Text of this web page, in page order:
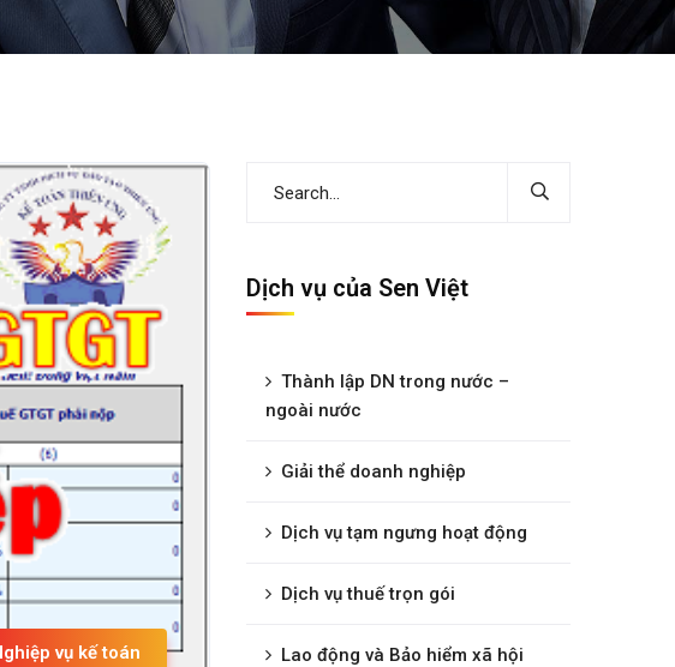
vụ kế toán
Dịch vụ của Sen Việt
Thành lập DN trong nước –
ngoài nước
Giải thể doanh nghiệp
Dịch vụ tạm ngưng hoạt động
Dịch vụ thuế trọn gói
Lao động và Bảo hiểm xã hội